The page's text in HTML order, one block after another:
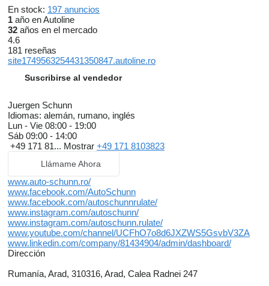
O48 Software Fresh-Up 4
R01 Anvelopele de vara
U01 Afisaj stare centura spate
U10 Scaun insotitor cu recunoastere greutate
U12 Covorase velur
U19 Augmented Reality Video
U22 Reglare suport lombar
U60 Protectie pietoni
capota motor activa
U62 Pachet lumini si pachet vizual
* Acesta oferta a fost editata cu mare atentie. Cu toate acestea
nu putem garanta acuratetea informatiilor. Pentru detalii va
We also speak English
goworim pa Ruski
parla Italiano
vorbesc limba Romana
parlons Francais
Wir sprechen deutsch
warranty
servicebook
parking distance control system
scr
bluetooth
speakerphone
En stock: 197 anuncios
1 año en Autoline
32 años en el mercado
4.6
181 reseñas
site1749563254431350847.autoline.ro
Suscribirse al vendedor
Juergen Schunn
Idiomas: alemán, rumano, inglés
Lun - Vie 08:00 - 19:00
Sáb 09:00 - 14:00
+49 171 81... Mostrar +49 171 8103823
Llámame Ahora
www.auto-schunn.ro/
www.facebook.com/AutoSchunn
www.facebook.com/autoschunnrulate/
www.instagram.com/autoschunn/
www.instagram.com/autoschunn.rulate/
www.youtube.com/channel/UCFhO7o8d6JXZWS5GsvbV3ZA
www.linkedin.com/company/81434904/admin/dashboard/
Dirección
Rumanía, Arad, 310316, Arad, Calea Radnei 247